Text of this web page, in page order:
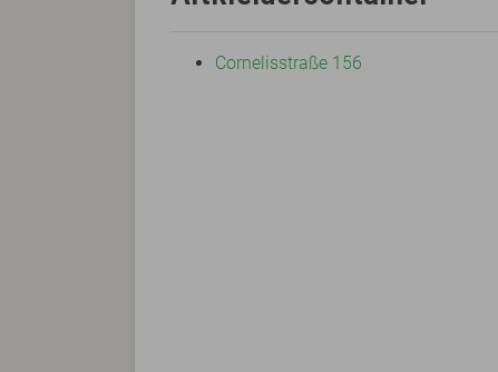
Cornelisstraße 156